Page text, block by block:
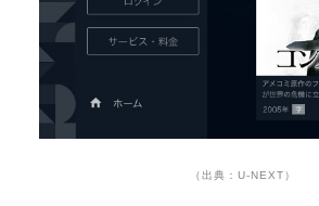
（出典：U-NEXT）